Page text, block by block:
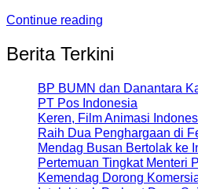
Continue reading
Berita Terkini
BP BUMN dan Danantara
PT Pos Indonesia
Keren, Film Animasi
Raih Dua Penghargaan di
Mendag Busan Bertolak ke
Pertemuan Tingkat Menteri
Kemendag Dorong